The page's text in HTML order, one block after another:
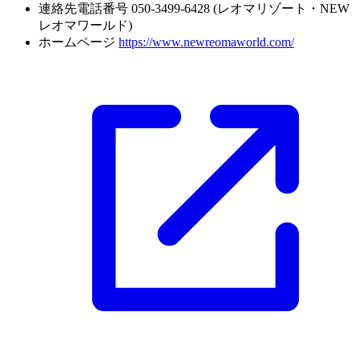
連絡先電話番号 050-3499-6428 (レオマリゾート・NEW
レオマワールド)
ホームページ https://www.newreomaworld.com/